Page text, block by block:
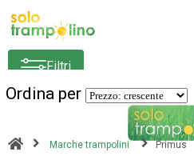
Marche trampolini Primus
Filtri
Ordina per